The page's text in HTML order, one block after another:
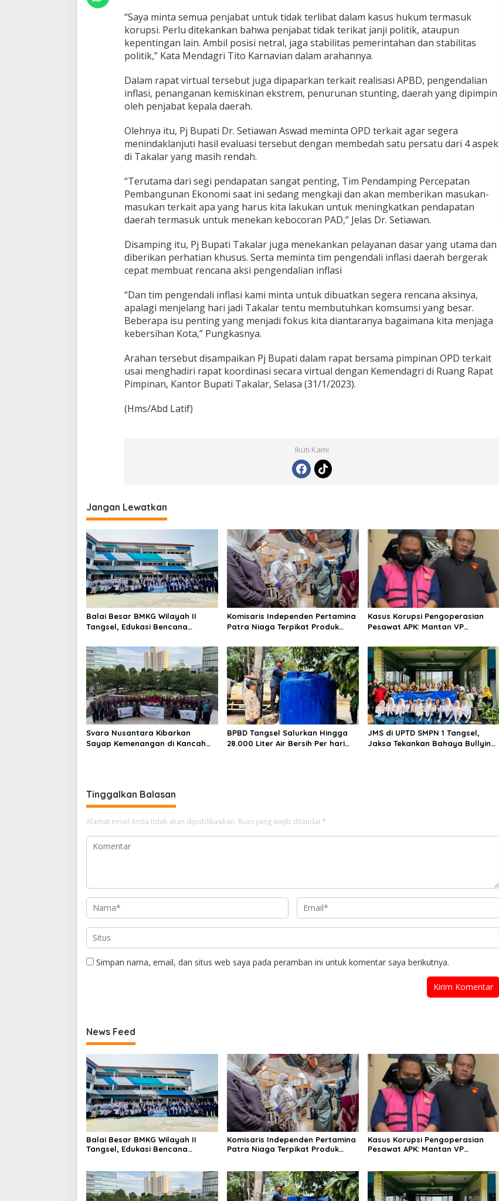
“Saya minta semua penjabat untuk tidak terlibat dalam kasus hukum termasuk
korupsi. Perlu ditekankan bahwa penjabat tidak terikat janji politik, ataupun
kepentingan lain. Ambil posisi netral, jaga stabilitas pemerintahan dan stabilitas
politik,” Kata Mendagri Tito Karnavian dalam arahannya.
Dalam rapat virtual tersebut juga dipaparkan terkait realisasi APBD, pengendalian
inflasi, penanganan kemiskinan ekstrem, penurunan stunting, daerah yang dipimpin
oleh penjabat kepala daerah.
Olehnya itu, Pj Bupati Dr. Setiawan Aswad meminta OPD terkait agar segera
menindaklanjuti hasil evaluasi tersebut dengan membedah satu persatu dari 4 aspek
di Takalar yang masih rendah.
“Terutama dari segi pendapatan sangat penting, Tim Pendamping Percepatan
Pembangunan Ekonomi saat ini sedang mengkaji dan akan memberikan masukan-
masukan terkait apa yang harus kita lakukan untuk meningkatkan pendapatan
daerah termasuk untuk menekan kebocoran PAD,” Jelas Dr. Setiawan.
Disamping itu, Pj Bupati Takalar juga menekankan pelayanan dasar yang utama dan
diberikan perhatian khusus. Serta meminta tim pengendali inflasi daerah bergerak
cepat membuat rencana aksi pengendalian inflasi
“Dan tim pengendali inflasi kami minta untuk dibuatkan segera rencana aksinya,
apalagi menjelang hari jadi Takalar tentu membutuhkan komsumsi yang besar.
Beberapa isu penting yang menjadi fokus kita diantaranya bagaimana kita menjaga
kebersihan Kota,” Pungkasnya.
Arahan tersebut disampaikan Pj Bupati dalam rapat bersama pimpinan OPD terkait
usai menghadiri rapat koordinasi secara virtual dengan Kemendagri di Ruang Rapat
Pimpinan, Kantor Bupati Takalar, Selasa (31/1/2023).
(Hms/Abd Latif)
Ikuti Kami
Jangan Lewatkan
Balai Besar BMKG Wilayah II
Tangsel, Edukasi Bencana
kepada pelajar UPTD SMPN 23
Komisaris Independen Pertamina
Patra Niaga Terpikat Produk
Sentuhan Kemanusiaan dan
Keberlanjutan
Kasus Korupsi Pengoperasian
Pesawat APK: Mantan VP
Ditetapkan Tersangka
Svara Nusantara Kibarkan
Sayap Kemenangan di Kancah
BPBD Tangsel Salurkan Hingga
28.000 Liter Air Bersih Per hari
JMS di UPTD SMPN 1 Tangsel,
Jaksa Tekankan Bahaya Bullying
Tinggalkan Balasan
Alamat email Anda tidak akan dipublikasikan. Ruas yang wajib ditandai *
Simpan nama, email, dan situs web saya pada peramban ini untuk komentar saya berikutnya.
News Feed
Balai Besar BMKG Wilayah II
Tangsel, Edukasi Bencana
Komisaris Independen Pertamina
Patra Niaga Terpikat Produk
Keberlanjutan
Kasus Korupsi Pengoperasian
Pesawat APK: Mantan VP